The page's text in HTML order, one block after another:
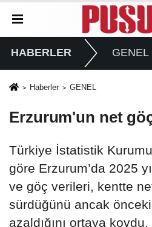
HABERLER GENEL
Haberler GENEL
Erzurum'un net göç
Türkiye İstatistik
göre Erzurum’da 2025
ve göç verileri, kentte
sürdüğünü ancak önceki
azaldığını ortaya koydu.